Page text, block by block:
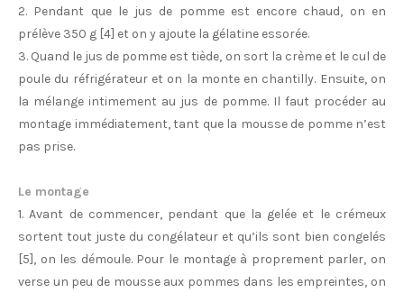
2. Pendant que le jus de pomme est encore chaud, on en
prélève 350 g [4] et on y ajoute la gélatine essorée.
3. Quand le jus de pomme est tiède, on sort la crème et le cul de
poule du réfrigérateur et on la monte en chantilly. Ensuite, on
la mélange intimement au jus de pomme. Il faut procéder au
montage immédiatement, tant que la mousse de pomme n’est
pas prise.
Le montage
1. Avant de commencer, pendant que la gelée et le crémeux
sortent tout juste du congélateur et qu’ils sont bien congelés
[5], on les démoule. Pour le montage à proprement parler, on
verse un peu de mousse aux pommes dans les empreintes, on